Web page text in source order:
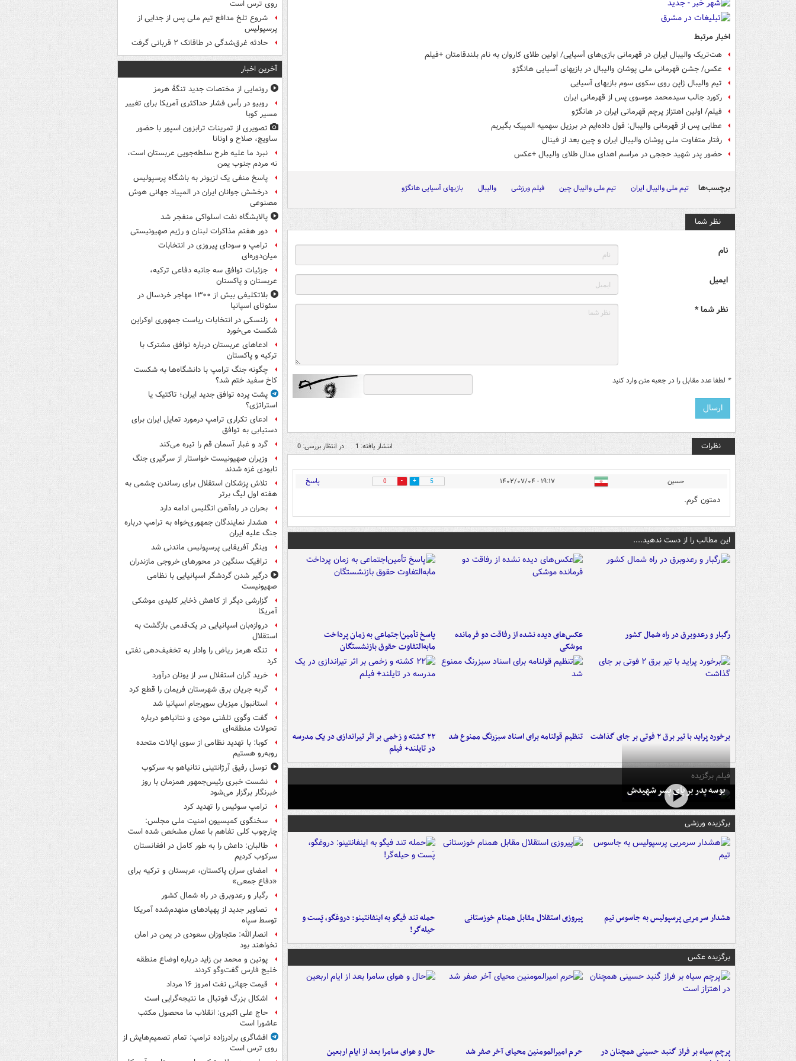
اخبار مرتبط
هت‌تریک والیبال ایران در قهرمانی بازی‌های آسیایی/ اولین طلای کاروان به نام بلندقامتان +فیلم
عکس/ جشن قهرمانی ملی پوشان والیبال در بازیهای آسیایی هانگژو
تیم والیبال ژاپن روی سکوی سوم بازیهای آسیایی
رکورد جالب سیدمحمد موسوی پس از قهرمانی ایران
فیلم/ اولین اهتزاز پرچم قهرمانی ایران در هانگژو
عطایی پس از قهرمانی والیبال: قول داده‌ایم در برزیل سهمیه المپیک بگیریم
رفتار متفاوت ملی پوشان والیبال ایران و چین بعد از فینال
حضور پدر شهید حججی در مراسم اهدای مدال طلای والیبال +عکس
برچسب‌ها تیم ملی والیبال ایران تیم ملی والیبال چین فیلم ورزشی والیبال بازیهای آسیایی هانگژو
نظر شما
نام
ایمیل
نظر شما *
* لطفا عدد مقابل را در جعبه متن وارد کنید
نظرات انتشار یافته: 1 در انتظار بررسی: 0
حسین ۱۹:۱۷ - ۱۴۰۲/۰۷/۰۴ 5
0 پاسخ
دمتون گرم.
این مطالب را از دست ندهید....
رگبار و رعدوبرق در راه شمال کشور
عکس‌های دیده نشده از رفاقت دو فرمانده‌
موشکی
پاسخ تأمین‌اجتماعی به زمان پرداخت
مابه‌التفاوت حقوق بازنشستگان
برخورد پراید با تیر برق ۲ فوتی بر جای گذاشت تنظیم قولنامه برای اسناد سبزرنگ ممنوع شد
۲۲ کشته و زخمی بر اثر تیراندازی در یک مدرسه
در تایلند+ فیلم
فیلم برگزیده
بوسه‌ پدر بر پای پسر شهیدش
برگزیده ورزشی
هشدار سرمربی پرسپولیس به جاسوس تیم پیروزی استقلال مقابل همنام خوزستانی
حمله تند فیگو به اینفانتینو: دروغگو، پَست‌ و
حیله‌گر!
برگزیده عکس
پرچم سیاه بر فراز گنبد حسینی همچنان در
حرم امیرالمومنین محیای آخر صفر شد حال و هوای سامرا بعد از ایام اربعین
روی ترس است
شروع تلخ مدافع تیم ملی پس از جدایی از
پرسپولیس
حادثه غرق‌شدگی در طاقانک ۲ قربانی گرفت
آخرین اخبار
رونمایی از مختصات جدید تنگۀ هرمز
روبیو در رأس فشار حداکثری آمریکا برای تغییر
مسیر کوبا
تصویری از تمرینات ترابزون اسپور با حضور
ساویچ، صلاح و اونانا
نبرد ما علیه طرح سلطه‌جویی عربستان است،
نه مردم جنوب یمن
پاسخ منفی یک لزیونر به باشگاه پرسپولیس
درخشش جوانان ایران در المپیاد جهانی هوش
مصنوعی
پالایشگاه نفت اسلواکی منفجر شد
دور هفتم مذاکرات لبنان و رژیم صهیونیستی
ترامپ و سودای پیروزی در انتخابات
میان‌دوره‌ای
جزئیات توافق سه جانبه دفاعی ترکیه،
عربستان و پاکستان
بلاتکلیفی بیش از ۱۳۰۰ مهاجر خردسال در
سئوتای اسپانیا
زلنسکی در انتخابات ریاست جمهوری اوکراین
شکست می‌خورد
ادعاهای عربستان درباره توافق مشترک با
ترکیه و پاکستان
چگونه جنگ ترامپ با دانشگاه‌ها به شکست
کاخ سفید ختم شد؟
پشت پرده توافق جدید ایران؛ تاکتیک یا
استراتژی؟
ادعای تکراری ترامپ درمورد تمایل ایران برای
دستیابی به توافق
گرد و غبار آسمان قم را تیره می‌کند
وزیران صهیونیست خواستار از سرگیری جنگ
نابودی غزه شدند
تلاش پزشکان استقلال برای رساندن چشمی به
هفته اول لیگ برتر
بحران در راه‌آهن انگلیس ادامه دارد
هشدار نمایندگان جمهوری‌خواه به ترامپ درباره
جنگ علیه ایران
وینگر آفریقایی پرسپولیس ماندنی شد
ترافیک سنگین در محورهای خروجی مازندران
درگیر شدن گردشگر اسپانیایی با نظامی
صهیونیست
گزارشی دیگر از کاهش ذخایر کلیدی موشکی
آمریکا
دروازه‌بان اسپانیایی در یک‌قدمی بازگشت به
استقلال
تنگه هرمز ریاض را وادار به تخفیف‌دهی نفتی
کرد
خرید گران استقلال سر از یونان درآورد
گربه جریان برق شهرستان فریمان را قطع کرد
استانبول میزبان سوپرجام اسپانیا شد
گفت وگوی تلفنی مودی و نتانیاهو درباره
تحولات منطقه‌ای
کوبا: با تهدید نظامی از سوی ایالات متحده
روبه‌رو هستیم
توسل رفیق آرژانتینی نتانیاهو به سرکوب
نشست خبری رئیس‌جمهور همزمان با روز
خبرنگار برگزار می‌شود
ترامپ سوئیس را تهدید کرد
سخنگوی کمیسیون امنیت ملی مجلس:
چارچوب کلی تفاهم با عمان مشخص شده است
طالبان: داعش را به طور کامل در افغانستان
سرکوب کردیم
امضای سران پاکستان، عربستان و ترکیه برای
«دفاع جمعی»
رگبار و رعدوبرق در راه شمال کشور
تصاویر جدید از پهپادهای منهدم‌شده آمریکا
توسط سپاه
انصارالله: متجاوزان سعودی در یمن در امان
نخواهند بود
پوتین و محمد بن زاید درباره اوضاع منطقه
خلیج فارس گفت‌وگو کردند
قیمت جهانی نفت امروز ۱۶ مرداد
اشکال بزرگ فوتبال ما نتیجه‌گرایی است
حاج علی اکبری: انقلاب ما محصول مکتب
عاشورا است
افشاگری برادرزاده ترامپ: تمام تصمیم‌هایش از
روی ترس است